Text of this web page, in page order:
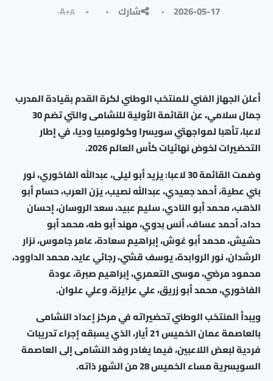
2026-05-17 شارك A+A-
أعلن الجهاز الفني للمنتخب الوطني لكرة القدم بقيادة المدرب
جمال سلامي، عن القائمة الأولية للنشامى والتي تضم 30
لاعبا، تأهبا لمواجهتي سويسرا وكولومبيا وديا، في إطار
التحضيرات لخوض نهائيات كأس العالم 2026.
وضمت القائمة 30 لاعبا: يزيد أبو ليلى، عبدالله الفاخوري، نور
بني عطية، أحمد جعيدي، عبدالله نصيب، يزن العرب، حسام أبو
الذهب، محمد أبو النادي، سليم عبيد، سعد الروسان، إحسان
حداد، أحمد عساف، أنس بدوي، مهند أبو طه، محمد أبو
حشيش، محمد أبو غوش، إبراهيم سعادة، عامر جاموس، نزار
الرشدان، نور الروابدة، يوسف قشي، رجائي عايد، محمد الداوود،
محمود مرضي، موسى التعمري، إبراهيم صبرة، عودة
الفاخوري، محمد أبو زريق، علي عزايزة، وعلي علوان.
ويبدأ المنتخب الوطني تحضيراته في مركز إعداد النشامى
بالعاصمة عمان الخميس 21 أيار، الذي يسبقه إجراء تدريبات
فردية لبعض اللاعبين، فيما يغادر وفد النشامى إلى العاصمة
السويسرية مساء الخميس 28 من الشهر ذاته.